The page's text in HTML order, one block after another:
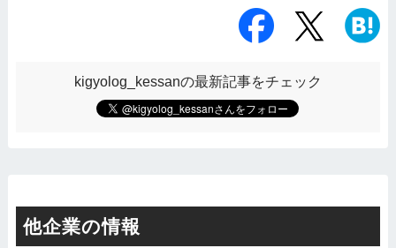
kigyolog_kessanの最新記事をチェック
他企業の情報